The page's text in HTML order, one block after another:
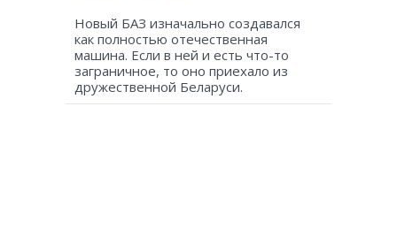
Новый БАЗ изначально создавался
как полностью отечественная
машина. Если в ней и есть что-то
заграничное, то оно приехало из
дружественной Беларуси.